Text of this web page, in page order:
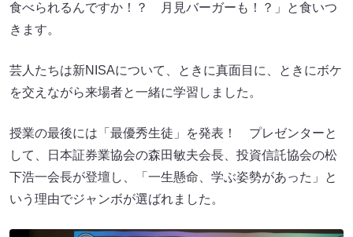
食べられるんですか！？ 月見バーガーも！？」と食いつ
きます。
芸人たちは新NISAについて、ときに真面目に、ときにボケ
を交えながら来場者と一緒に学習しました。
授業の最後には「最優秀生徒」を発表！ プレゼンターと
して、日本証券業協会の森田敏夫会長、投資信託協会の松
下浩一会長が登壇し、「一生懸命、学ぶ姿勢があった」と
いう理由でジャンボが選ばれました。